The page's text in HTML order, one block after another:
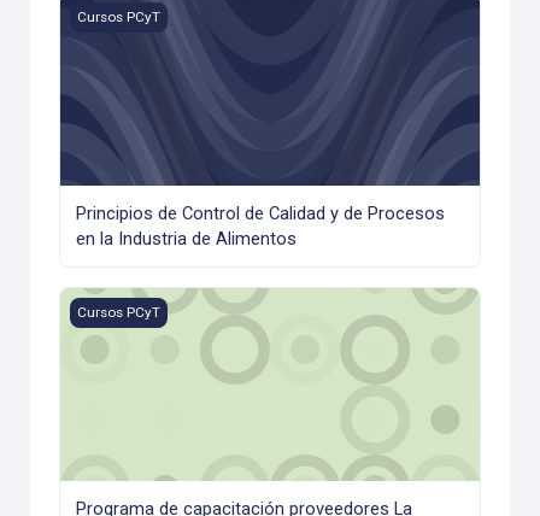
Principios de Control de Calidad y de Procesos en la
Cursos PCyT
Principios de Control de Calidad y de Procesos
en la Industria de Alimentos
Programa de capacitación proveedores La Anónima 2025
Cursos PCyT
Programa de capacitación proveedores La